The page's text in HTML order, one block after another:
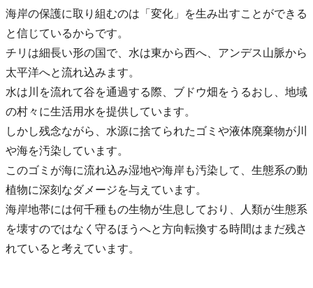
海岸の保護に取り組むのは「変化」を生み出すことができる
と信じているからです。
チリは細長い形の国で、水は東から西へ、アンデス山脈から
太平洋へと流れ込みます。
水は川を流れて谷を通過する際、ブドウ畑をうるおし、地域
の村々に生活用水を提供しています。
しかし残念ながら、水源に捨てられたゴミや液体廃棄物が川
や海を汚染しています。
このゴミが海に流れ込み湿地や海岸も汚染して、生態系の動
植物に深刻なダメージを与えています。
海岸地帯には何千種もの生物が生息しており、人類が生態系
を壊すのではなく守るほうへと方向転換する時間はまだ残さ
れていると考えています。